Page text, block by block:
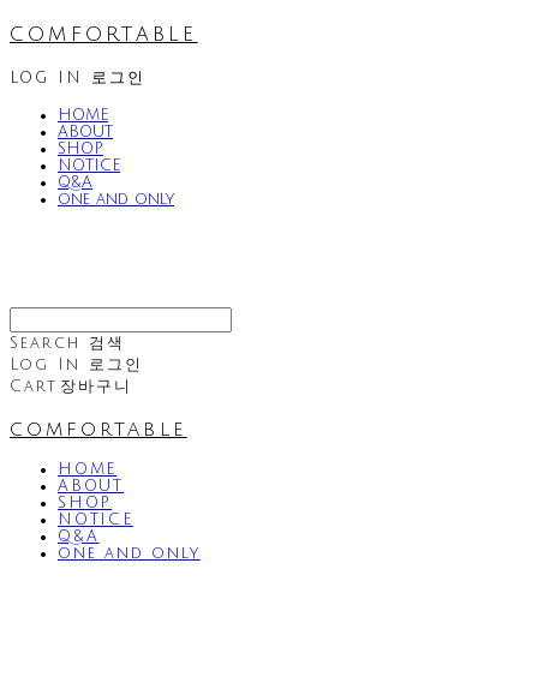
comfortable
LOG IN 로그인
HOME
ABOUT
SHOP
NOTICE
Q&A
one and only
Search
검색
Log In
로그인
Cart 장바구니
comfortable
HOME
ABOUT
SHOP
NOTICE
Q&A
one and only